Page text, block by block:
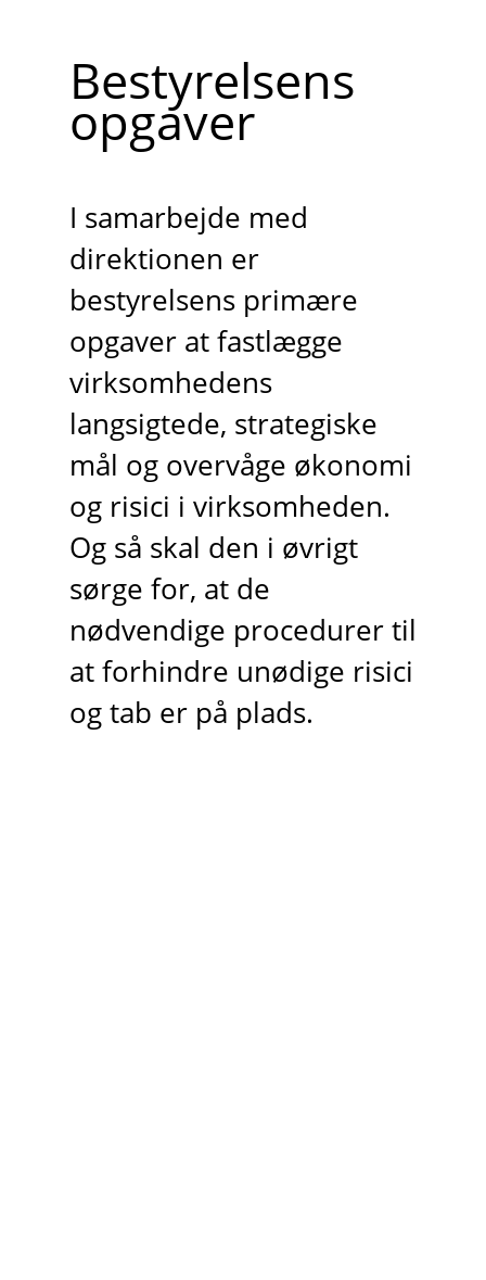
Bestyrelsens
opgaver
I samarbejde med
direktionen er
bestyrelsens primære
opgaver at fastlægge
virksomhedens
langsigtede, strategiske
mål og overvåge økonomi
og risici i virksomheden.
Og så skal den i øvrigt
sørge for, at de
nødvendige procedurer til
at forhindre unødige risici
og tab er på plads.